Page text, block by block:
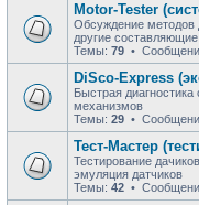
Motor-Tester
Обсуждение методов
другие составляющие
Темы: 79 •
DiSco-Express
Быстрая
механизмов
Темы: 29 •
Тест-Мастер
Тестирование
эмуляция датчиков
Темы: 42 •